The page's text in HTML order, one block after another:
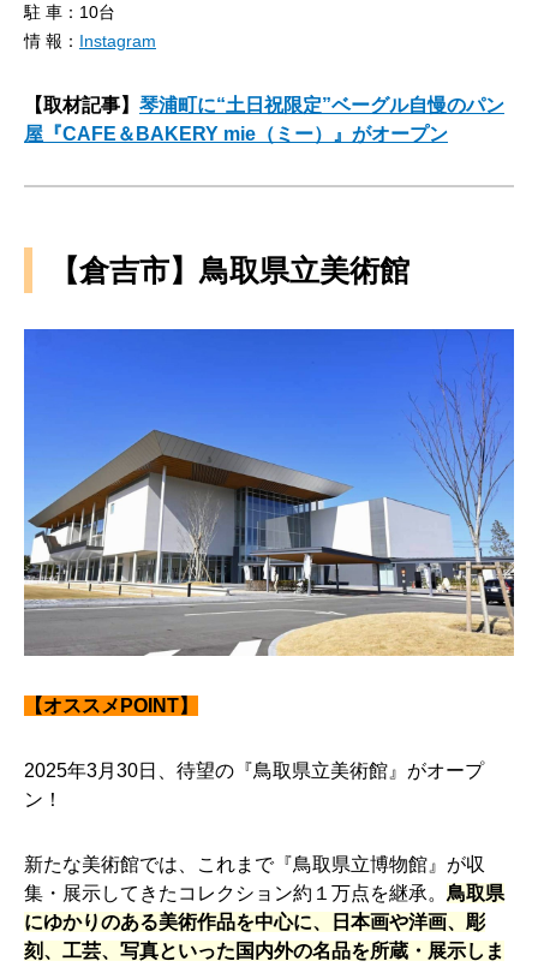
駐 車：10台
情 報： Instagram
【取材記事】 琴浦町に“土日祝限定”ベーグル自慢のパン
屋『CAFE＆BAKERY mie（ミー）』がオープン
【倉吉市】鳥取県立美術館
【オススメPOINT】
2025年3月30日、待望の『鳥取県立美術館』がオープ
ン！
新たな美術館では、これまで『鳥取県立博物館』が収
集・展示してきたコレクション約１万点を継承。 鳥取県
にゆかりのある美術作品を中心に、日本画や洋画、彫
刻、工芸、写真といった国内外の名品を所蔵・展示しま